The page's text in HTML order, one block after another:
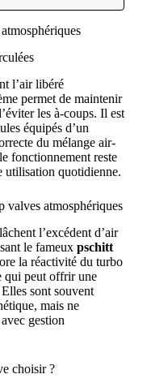
l’air libéré
permet de maintenir
les à-coups. Il est
équipés d’un
du mélange air-
fonctionnement reste
utilisation quotidienne.
valves atmosphériques
l’excédent d’air
le fameux pschitt
la réactivité du turbo
qui peut offrir une
Elles sont souvent
mais ne
gestion
choisir ?